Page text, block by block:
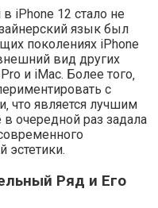
iPhone 12 стало не
язык был
поколениях iPhone
вид других
и iMac. Более того‚
с
что является лучшим
в очередной раз задала
эстетики.
Ряд и Его